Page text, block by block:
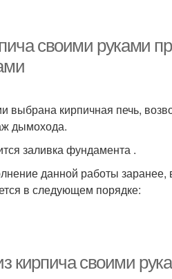
своими руками
выбрана кирпичная печь,
дымохода.
заливка фундамента .
данной работы
в следующем порядке:
кирпича своими